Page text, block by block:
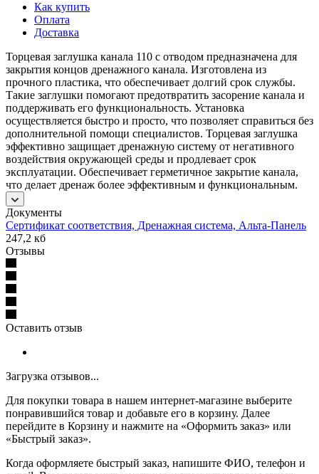
Как купить
Оплата
Доставка
Торцевая заглушка канала 110 с отводом предназначена для
закрытия концов дренажного канала. Изготовлена из
прочного пластика, что обеспечивает долгий срок службы.
Такие заглушки помогают предотвратить засорение канала и
поддерживать его функциональность. Установка
осуществляется быстро и просто, что позволяет справиться без
дополнительной помощи специалистов. Торцевая заглушка
эффективно защищает дренажную систему от негативного
воздействия окружающей среды и продлевает срок
эксплуатации. Обеспечивает герметичное закрытие канала,
что делает дренаж более эффективным и функциональным.
Документы
Сертификат соответствия, Дренажная система, Альта-Панель
247,2 кб
Отзывы
Оставить отзыв
Загрузка отзывов...
Для покупки товара в нашем интернет-магазине выберите
понравившийся товар и добавьте его в корзину. Далее
перейдите в Корзину и нажмите на «Оформить заказ» или
«Быстрый заказ».
Когда оформляете быстрый заказ, напишите ФИО, телефон и